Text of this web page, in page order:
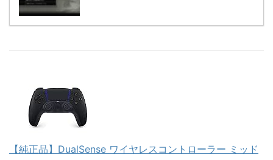
【純正品】DualSense ワイヤレスコントローラー ミッド